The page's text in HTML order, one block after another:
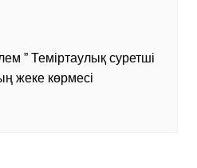
” Теміртаулық суретші
жеке көрмесі